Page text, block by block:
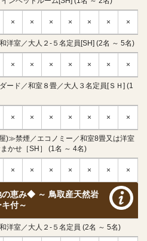
× × × × × × ×
室／大人２-５名定員[SH] (2名 ～ 5名)
× × × × × × ×
ド／和室８畳／大人３名定員[ＳＨ] (1
× × × × × × ×
)≫禁煙／エコノミー／和室8畳又は洋室
かせ［SH］ (1名 ～ 4名)
× × × × × × ×
の恵み◆ ～ 鳥取産天然岩
付～
室／大人２-５名定員 (2名 ～ 5名)